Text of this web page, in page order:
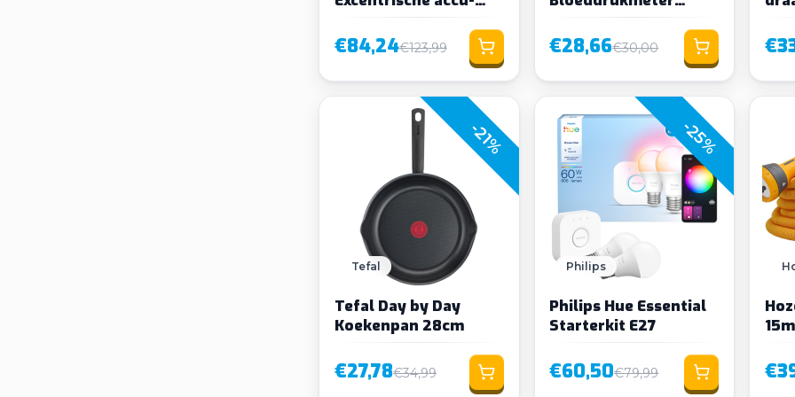
schuurmachine incl.
accu en lader
€84,24€123,99
bovenarm 22-42cm
manchet
€28,66€30,00
-21%
Tefal
Tefal Day by Day
Koekenpan 28cm
€27,78€34,99
-25%
Philips
Philips Hue Essential
Starterkit E27
€60,50€79,99
15m